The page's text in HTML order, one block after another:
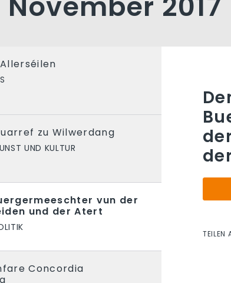
zu Wilwerdang
UND KULTUR
vun der
und der Atert
Concordia
TEILEN